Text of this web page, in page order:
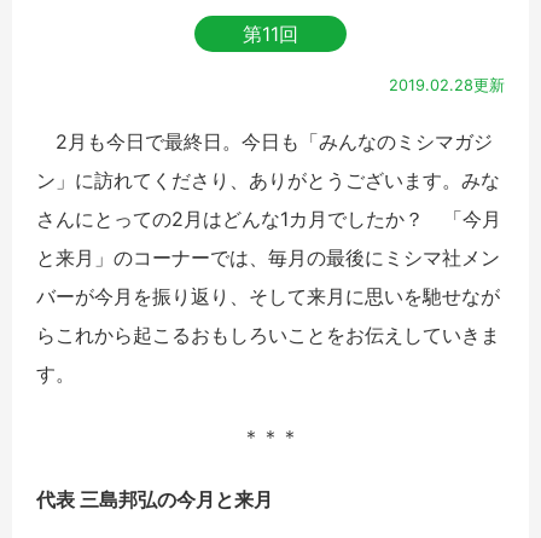
第11回
2019.02.28更新
2月も今日で最終日。今日も「みんなのミシマガジ
ン」に訪れてくださり、ありがとうございます。みな
さんにとっての2月はどんな1カ月でしたか？ 「今月
と来月」のコーナーでは、毎月の最後にミシマ社メン
バーが今月を振り返り、そして来月に思いを馳せなが
らこれから起こるおもしろいことをお伝えしていきま
す。
＊＊＊
代表 三島邦弘の今月と来月